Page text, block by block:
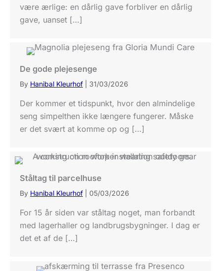
være ærlige: en dårlig gave forbliver en dårlig
gave, uanset […]
De gode plejesenge
By Hanibal Kleurhof 31/03/2026
Der kommer et tidspunkt, hvor den almindelige
seng simpelthen ikke længere fungerer. Måske
er det svært at komme op og […]
Ståltag til parcelhuse
By Hanibal Kleurhof 05/03/2026
For 15 år siden var ståltag noget, man forbandt
med lagerhaller og landbrugsbygninger. I dag er
det et af de […]